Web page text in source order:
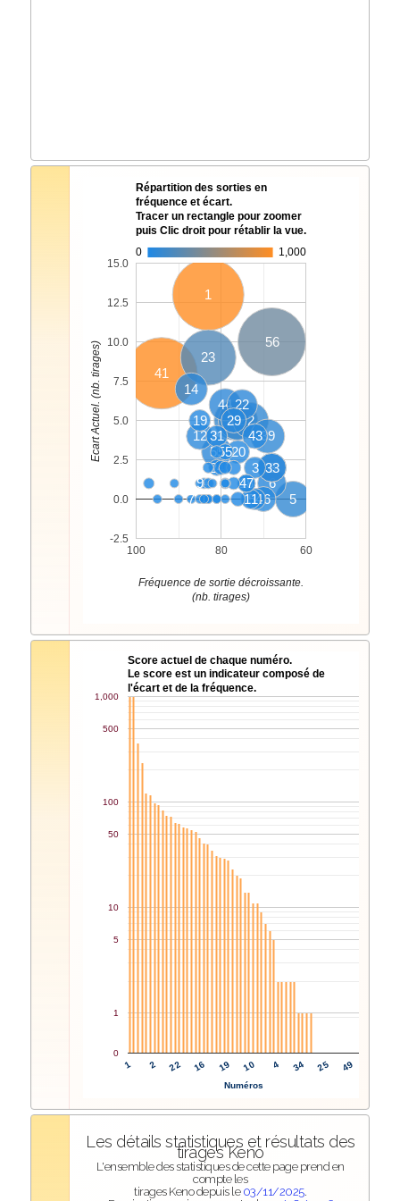
Répartition des sorties en
fréquence et écart.
Tracer un rectangle pour zoomer
puis Clic droit pour rétablir la vue.
0
1,000
1
41
56
23
32
522
5
39
14
4422
51
6
8
33
12
16
29
43
20
3
19
31
54
11
18
47
24
55
4
7
9
100 80 60
-2.5
0.0
2.5
5.0
7.5
10.0
12.5
15.0
Fréquence de sortie décroissante.
(nb. tirages)
Ecart Actuel. (nb. tirages)
Score actuel de chaque numéro.
Le score est un indicateur composé de
l'écart et de la fréquence.
1 2 22 16 19 10 4 34 25 49
0
1
5
10
50
100
500
1,000
Numéros
Les détails statistiques et résultats des
tirages Keno
L'ensemble des statistiques de cette page prend en
compte les
tirages Keno depuis le 03/11/2025.